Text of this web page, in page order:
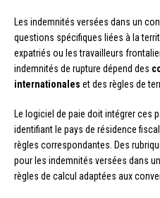
Les indemnités versées dans un
questions spécifiques liées à la
expatriés ou les travailleurs
indemnités de rupture dépend des
internationales et des règles de
Le logiciel de paie doit intégrer ces
identifiant le pays de résidence
règles correspondantes. Des
pour les indemnités versées dans
règles de calcul adaptées aux